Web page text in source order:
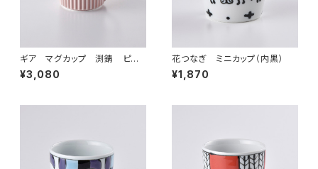
ギア マグカップ 渕錆 ピン
ク
¥3,080
花つなぎ ミニカップ（内黒）
¥1,870